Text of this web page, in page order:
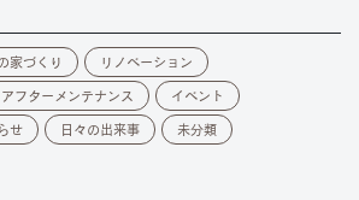
家づくり リノベーション
アフターメンテナンス イベント
せ 日々の出来事 未分類